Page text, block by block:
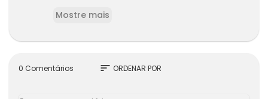
pectiva Miquital esclarecedora.
Mostre mais
0 Comentários sort ORDENAR POR